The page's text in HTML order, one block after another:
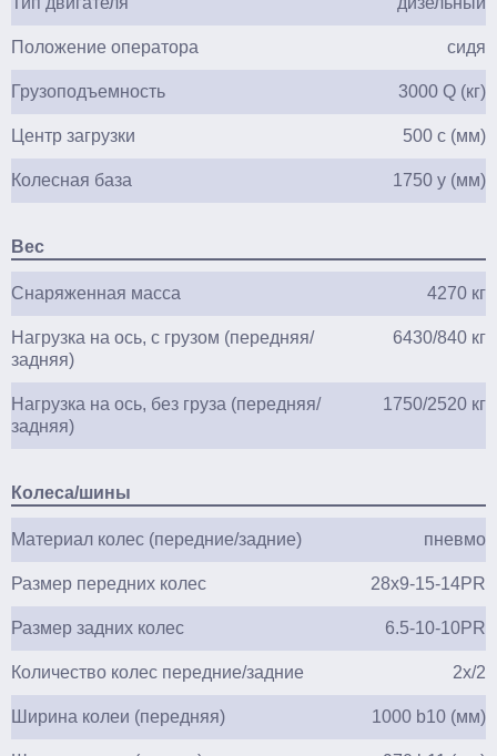
Положение оператора сидя
Грузоподъемность 3000 Q (кг)
Центр загрузки 500 c (мм)
Колесная база 1750 y (мм)
Вес
Снаряженная масса 4270 кг
Нагрузка на ось, с грузом (передняя/
задняя)
6430/840 кг
Нагрузка на ось, без груза (передняя/
задняя)
1750/2520 кг
Колеса/шины
Материал колес (передние/задние) пневмо
Размер передних колес 28x9-15-14PR
Размер задних колес 6.5-10-10PR
Количество колес передние/задние 2х/2
Ширина колеи (передняя) 1000 b10 (мм)